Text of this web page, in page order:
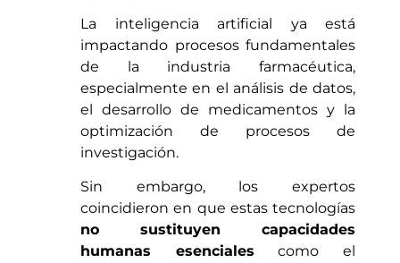
La inteligencia artificial ya está
impactando procesos fundamentales
de la industria farmacéutica,
especialmente en el análisis de datos,
el desarrollo de medicamentos y la
optimización de procesos de
investigación.
Sin embargo, los expertos
coincidieron en que estas tecnologías
no sustituyen capacidades
humanas esenciales como el